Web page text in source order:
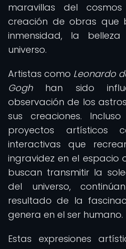
maravillas del
creación de obras que
inmensidad, la
universo.
Artistas como Leonardo
Goghhan sido
observación de los
sus creaciones.
proyectos artísticos
interactivas que
ingravidez en el espacio
buscan transmitir la
del universo,
resultado de la
genera en el ser humano.
Estas expresiones